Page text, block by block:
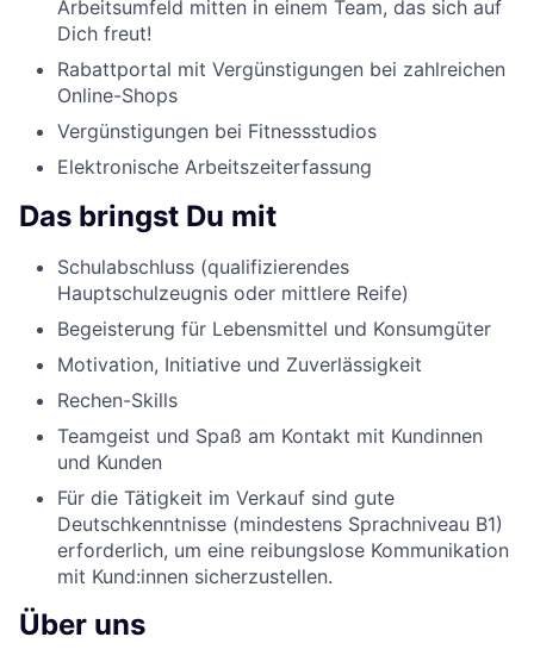
Arbeitsumfeld mitten in einem Team, das sich auf
Dich freut!
Rabattportal mit Vergünstigungen bei zahlreichen
Online-Shops
Vergünstigungen bei Fitnessstudios
Elektronische Arbeitszeiterfassung
Das bringst Du mit
Schulabschluss (qualifizierendes
Hauptschulzeugnis oder mittlere Reife)
Begeisterung für Lebensmittel und Konsumgüter
Motivation, Initiative und Zuverlässigkeit
Rechen-Skills
Teamgeist und Spaß am Kontakt mit Kundinnen
und Kunden
Für die Tätigkeit im Verkauf sind gute
Deutschkenntnisse (mindestens Sprachniveau B1)
erforderlich, um eine reibungslose Kommunikation
mit Kund:innen sicherzustellen.
Über uns